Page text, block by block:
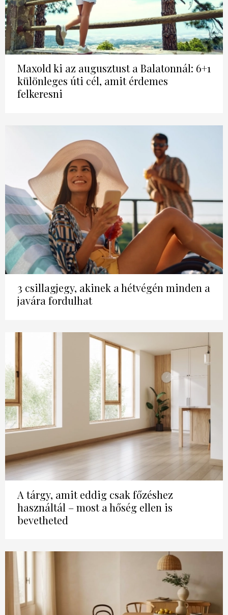
DECOR
Hírek
Szobák
HOROSZKÓP
SZTÁRHÍREK
BUSINESS
BEAUTY AWARDS
EVENT
WEBSHOP
HÍRLEVÉL
Maxold ki az augusztust a Balatonnál: 6+1
különleges úti cél, amit érdemes
felkeresni
3 csillagjegy, akinek a hétvégén minden a
javára fordulhat
A tárgy, amit eddig csak főzéshez
használtál – most a hőség ellen is
bevetheted